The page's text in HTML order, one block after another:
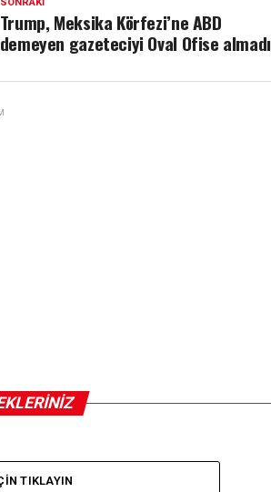
SONRAKI
Trump, Meksika Körfezi’ne ABD
demeyen gazeteciyi Oval Ofise almadı
TIKLAYIN